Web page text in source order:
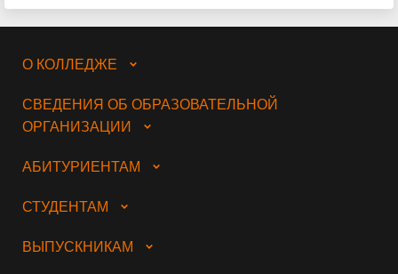
О КОЛЛЕДЖЕ
СВЕДЕНИЯ ОБ ОБРАЗОВАТЕЛЬНОЙ
ОРГАНИЗАЦИИ
АБИТУРИЕНТАМ
СТУДЕНТАМ
ВЫПУСКНИКАМ